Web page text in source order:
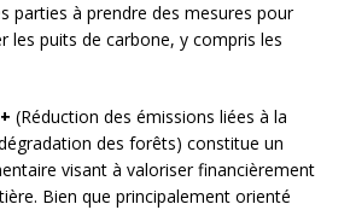
parties à prendre des mesures pour
les puits de carbone, y compris les
(Réduction des émissions liées à la
des forêts) constitue un
visant à valoriser financièrement
Bien que principalement orienté